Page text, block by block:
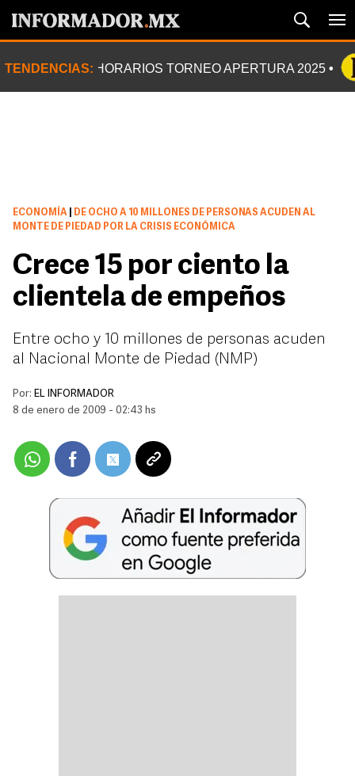
TENDENCIAS: HORARIOS TORNEO APERTURA 2025
ECONOMÍA
DE OCHO A 10 MILLONES DE PERSONAS ACUDEN AL
MONTE DE PIEDAD POR LA CRISIS ECONÓMICA
Crece 15 por ciento la
clientela de empeños
Entre ocho y 10 millones de personas acuden
al Nacional Monte de Piedad (NMP)
Por: EL INFORMADOR
8 de enero de 2009 - 02:43 hs